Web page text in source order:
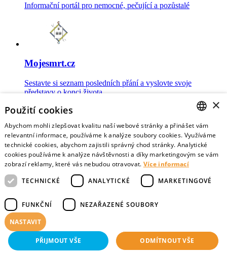
Informační portál pro nemocné, pečující a pozůstalé
Mojesmrt.cz
Sestavte si seznam posledních přání a vyslovte svoje
představy o konci života
Data o umírání
Nejnovější data o postojích veřejnosti a zdravotníků k umírání
Virtuální vzpomínky
Sdílejte vzpomínky na své blízké zemřelé
CZECH
ENGLISH
×
Použití cookies
Abychom mohli zlepšovat kvalitu naší webové stránky a přinášet vám
relevantní informace, používáme k analýze soubory cookies. Využíváme
technické cookies, abychom zajistili správný chod stránky. Analytické
cookies používáme k analýze návštěvnosti a díky marketingovým se vám
zobrazí reklamy, které vás nebudou otravovat. Více informací
TECHNICKÉ
ANALYTICKÉ MARKETINGOVÉ
FUNKČNÍ NEZAŘAZENÉ SOUBORY
NASTAVIT
PŘIJMOUT VŠE ODMÍTNOUT VŠE